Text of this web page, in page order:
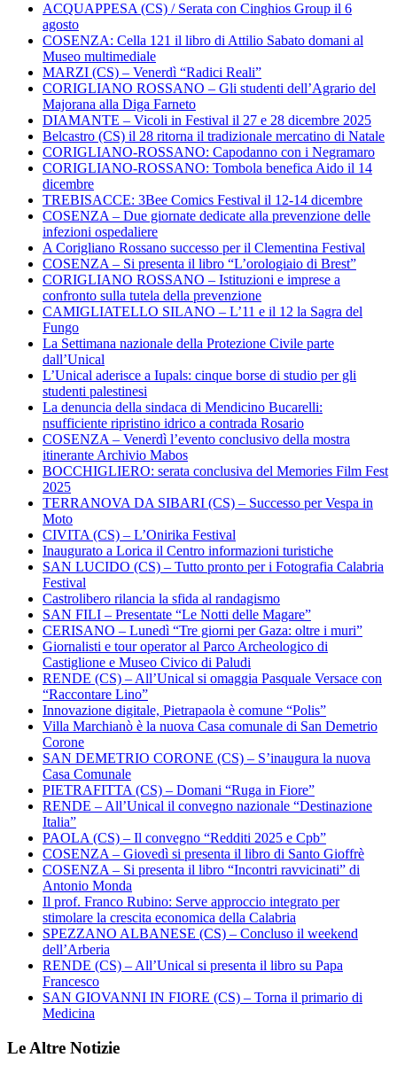
ACQUAPPESA (CS) / Serata con Cinghios Group il 6
agosto
COSENZA: Cella 121 il libro di Attilio Sabato domani al
Museo multimediale
MARZI (CS) – Venerdì “Radici Reali”
CORIGLIANO ROSSANO – Gli studenti dell’Agrario del
Majorana alla Diga Farneto
DIAMANTE – Vicoli in Festival il 27 e 28 dicembre 2025
Belcastro (CS) il 28 ritorna il tradizionale mercatino di Natale
CORIGLIANO-ROSSANO: Capodanno con i Negramaro
CORIGLIANO-ROSSANO: Tombola benefica Aido il 14
dicembre
TREBISACCE: 3Bee Comics Festival il 12-14 dicembre
COSENZA – Due giornate dedicate alla prevenzione delle
infezioni ospedaliere
A Corigliano Rossano successo per il Clementina Festival
COSENZA – Si presenta il libro “L’orologiaio di Brest”
CORIGLIANO ROSSANO – Istituzioni e imprese a
confronto sulla tutela della prevenzione
CAMIGLIATELLO SILANO – L’11 e il 12 la Sagra del
Fungo
La Settimana nazionale della Protezione Civile parte
dall’Unical
L’Unical aderisce a Iupals: cinque borse di studio per gli
studenti palestinesi
La denuncia della sindaca di Mendicino Bucarelli:
nsufficiente ripristino idrico a contrada Rosario
COSENZA – Venerdì l’evento conclusivo della mostra
itinerante Archivio Mabos
BOCCHIGLIERO: serata conclusiva del Memories Film Fest
2025
TERRANOVA DA SIBARI (CS) – Successo per Vespa in
Moto
CIVITA (CS) – L’Onirika Festival
Inaugurato a Lorica il Centro informazioni turistiche
SAN LUCIDO (CS) – Tutto pronto per i Fotografia Calabria
Festival
Castrolibero rilancia la sfida al randagismo
SAN FILI – Presentate “Le Notti delle Magare”
CERISANO – Lunedì “Tre giorni per Gaza: oltre i muri”
Giornalisti e tour operator al Parco Archeologico di
Castiglione e Museo Civico di Paludi
RENDE (CS) – All’Unical si omaggia Pasquale Versace con
“Raccontare Lino”
Innovazione digitale, Pietrapaola è comune “Polis”
Villa Marchianò è la nuova Casa comunale di San Demetrio
Corone
SAN DEMETRIO CORONE (CS) – S’inaugura la nuova
Casa Comunale
PIETRAFITTA (CS) – Domani “Ruga in Fiore”
RENDE – All’Unical il convegno nazionale “Destinazione
Italia”
PAOLA (CS) – Il convegno “Redditi 2025 e Cpb”
COSENZA – Giovedì si presenta il libro di Santo Gioffrè
COSENZA – Si presenta il libro “Incontri ravvicinati” di
Antonio Monda
Il prof. Franco Rubino: Serve approccio integrato per
stimolare la crescita economica della Calabria
SPEZZANO ALBANESE (CS) – Concluso il weekend
dell’Arberia
RENDE (CS) – All’Unical si presenta il libro su Papa
Francesco
SAN GIOVANNI IN FIORE (CS) – Torna il primario di
Medicina
Le Altre Notizie